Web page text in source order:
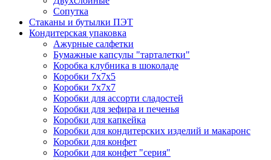
Сопутка
Стаканы и бутылки ПЭТ
Кондитерская упаковка
Ажурные салфетки
Бумажные капсулы "тарталетки"
Коробка клубника в шоколаде
Коробки 7х7х5
Коробки 7х7х7
Коробки для ассорти сладостей
Коробки для зефира и печенья
Коробки для капкейка
Коробки для кондитерских изделий и макаронс
Коробки для конфет
Коробки для конфет "серия"